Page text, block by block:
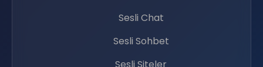
Sesli Chat
Sesli Sohbet